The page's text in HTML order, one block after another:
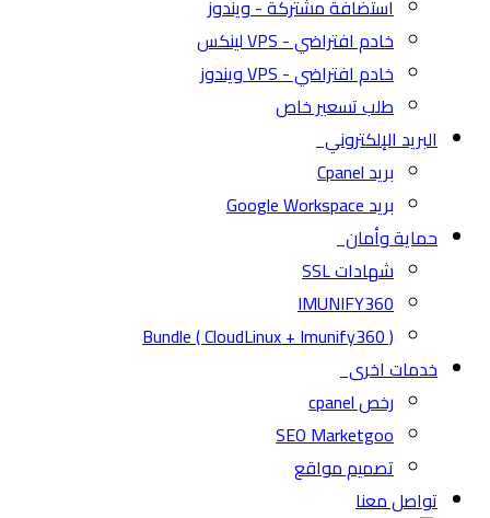
استضافة مشتركة - ويندوز
خادم افتراضي - VPS لينكس
خادم افتراضي - VPS ويندوز
طلب تسعير خاص
البريد الإلكتروني
بريد Cpanel
بريد Google Workspace
حماية وأمان
شهادات SSL
IMUNIFY360
( CloudLinux + Imunify360 ) Bundle
خدمات اخرى
رخص cpanel
SEO Marketgoo
تصميم مواقع
تواصل معنا